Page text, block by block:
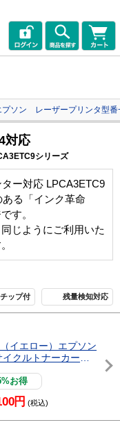
プソン レーザープリンタ型番
対応
シリーズ
ー対応 LPCA3ETC9
る「インク革命
す。
じようにご利用いた
ップ付 残量検知対応
イエロー）エプソン
クルトナーカート
お得
円 (税込)